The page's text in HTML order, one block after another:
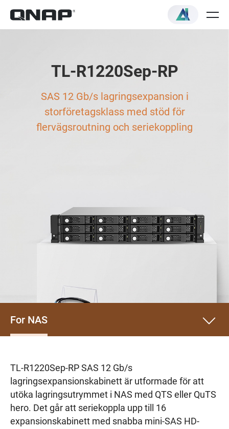
TL-R1220Sep-RP
SAS 12 Gb/s lagringsexpansion i
storföretagsklass med stöd för
flervägsroutning och seriekoppling
For NAS
TL-R1220Sep-RP SAS 12 Gb/s
lagringsexpansionskabinett är utformade för att
utöka lagringsutrymmet i NAS med QTS eller QuTS
hero. Det går att seriekoppla upp till 16
expansionskabinett med snabba mini-SAS HD-